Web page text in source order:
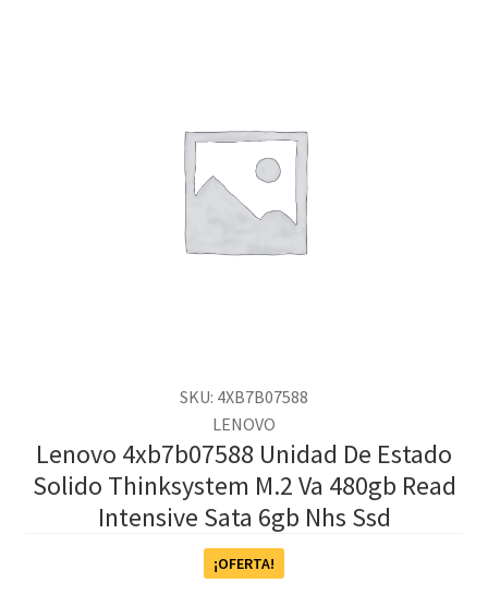
SKU: 4XB7B07588
LENOVO
Lenovo 4xb7b07588 Unidad De Estado
Solido Thinksystem M.2 Va 480gb Read
Intensive Sata 6gb Nhs Ssd
¡OFERTA!